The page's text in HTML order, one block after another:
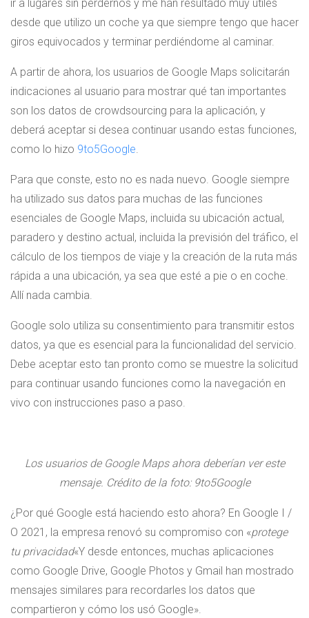
ir a lugares sin perdernos y me han resultado muy útiles
desde que utilizo un coche ya que siempre tengo que hacer
giros equivocados y terminar perdiéndome al caminar.
A partir de ahora, los usuarios de Google Maps solicitarán
indicaciones al usuario para mostrar qué tan importantes
son los datos de crowdsourcing para la aplicación, y
deberá aceptar si desea continuar usando estas funciones,
como lo hizo 9to5Google.
Para que conste, esto no es nada nuevo. Google siempre
ha utilizado sus datos para muchas de las funciones
esenciales de Google Maps, incluida su ubicación actual,
paradero y destino actual, incluida la previsión del tráfico, el
cálculo de los tiempos de viaje y la creación de la ruta más
rápida a una ubicación, ya sea que esté a pie o en coche.
Allí nada cambia.
Google solo utiliza su consentimiento para transmitir estos
datos, ya que es esencial para la funcionalidad del servicio.
Debe aceptar esto tan pronto como se muestre la solicitud
para continuar usando funciones como la navegación en
vivo con instrucciones paso a paso.
Los usuarios de Google Maps ahora deberían ver este
mensaje. Crédito de la foto: 9to5Google
¿Por qué Google está haciendo esto ahora? En Google I /
O 2021, la empresa renovó su compromiso con «protege
tu privacidad«Y desde entonces, muchas aplicaciones
como Google Drive, Google Photos y Gmail han mostrado
mensajes similares para recordarles los datos que
compartieron y cómo los usó Google».